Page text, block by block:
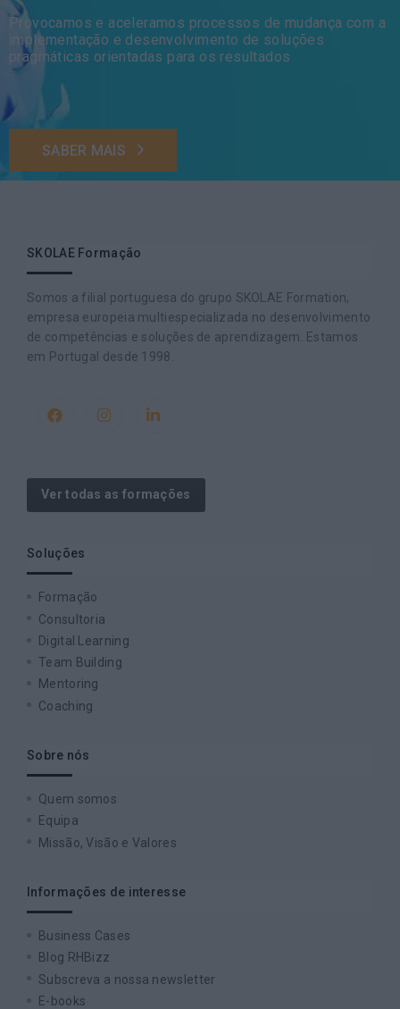
Provocamos e aceleramos processos de mudança com a
implementação e desenvolvimento de soluções
pragmáticas orientadas para os resultados
SABER MAIS
SKOLAE Formação
Somos a filial portuguesa do grupo SKOLAE Formation,
empresa europeia multiespecializada no desenvolvimento
de competências e soluções de aprendizagem. Estamos
em Portugal desde 1998.
Ver todas as formações
Soluções
Formação
Consultoria
Digital Learning
Team Building
Mentoring
Coaching
Sobre nós
Quem somos
Equipa
Missão, Visão e Valores
Informações de interesse
Business Cases
Blog RHBizz
Subscreva a nossa newsletter
E-books